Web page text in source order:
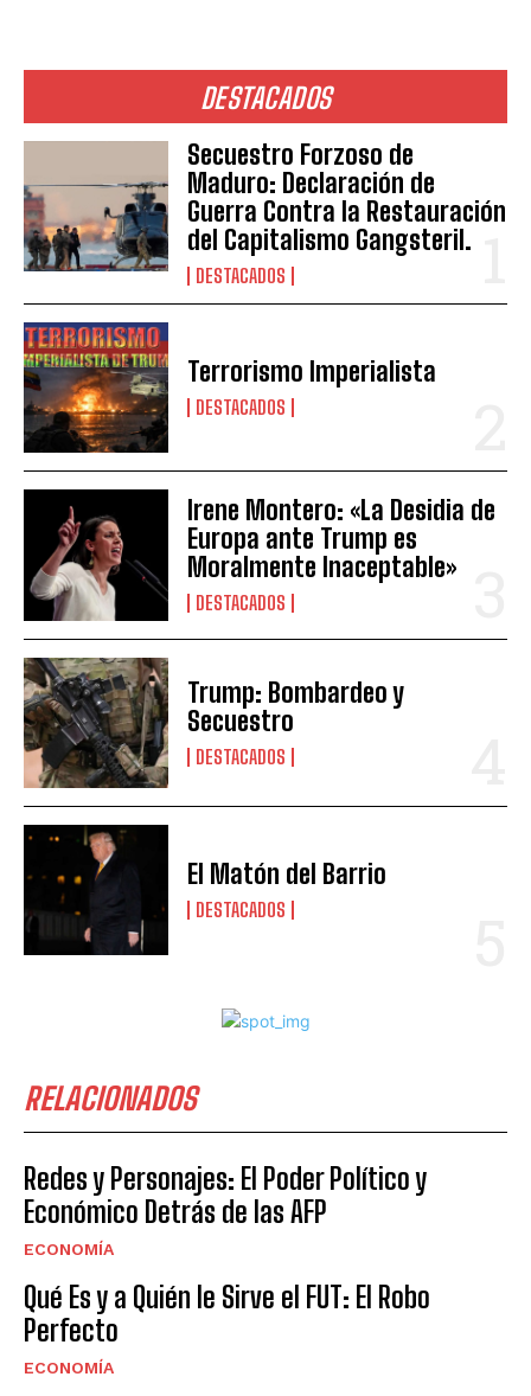
DESTACADOS
Secuestro Forzoso de
Maduro: Declaración de
Guerra Contra la Restauración
del Capitalismo Gangsteril.
DESTACADOS
Terrorismo Imperialista
DESTACADOS
Irene Montero: «La Desidia de
Europa ante Trump es
Moralmente Inaceptable»
DESTACADOS
Trump: Bombardeo y
Secuestro
DESTACADOS
El Matón del Barrio
DESTACADOS
RELACIONADOS
Redes y Personajes: El Poder Político y
Económico Detrás de las AFP
ECONOMÍA
Qué Es y a Quién le Sirve el FUT: El Robo
Perfecto
ECONOMÍA